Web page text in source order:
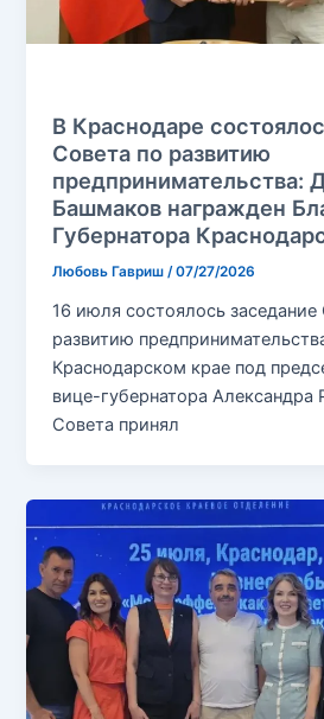
В Краснодаре
Совета по развитию
предпринимательства:
Башмаков награжден
Губернатора
Любовь Гавриш/07/27/2026
16 июля состоялось заседание
развитию
Краснодарском крае под
вице-губернатора Александра
Совета принял